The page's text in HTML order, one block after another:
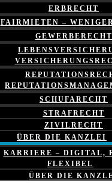
ERBRECHT
FAIRMIETEN –
GEWERBERECHT
SCHUFARECHT
STRAFRECHT
ZIVILRECHT
ÜBER DIE KANZLEI
KARRIERE – DIGITAL,
FLEXIBEL
ÜBER DIE